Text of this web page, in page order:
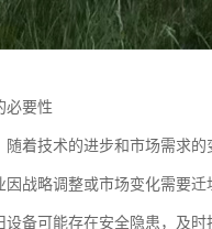
必要性
随着技术的进步和市场需求
因战略调整或市场变化需要
设备可能存在安全隐患，及时